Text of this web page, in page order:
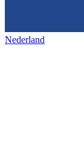
Nederland